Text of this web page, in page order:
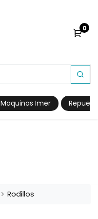
0
Maquinas Imer
Rodillos